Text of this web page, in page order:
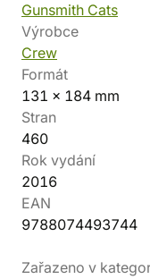
Gunsmith Cats
Výrobce
Crew
Formát
131 x 184 mm
Stran
460
Rok vydání
2016
EAN
9788074493744
Zařazeno v